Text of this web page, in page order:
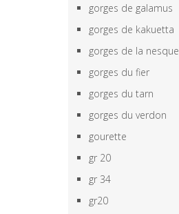
gorges de galamus
gorges de kakuetta
gorges de la nesque
gorges du fier
gorges du tarn
gorges du verdon
gourette
gr 20
gr 34
gr20